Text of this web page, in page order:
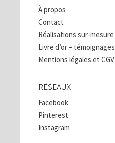
À propos
Contact
Réalisations sur-mesure
Livre d’or – témoignages
Mentions légales et CGV
RÉSEAUX
Facebook
Pinterest
Instagram